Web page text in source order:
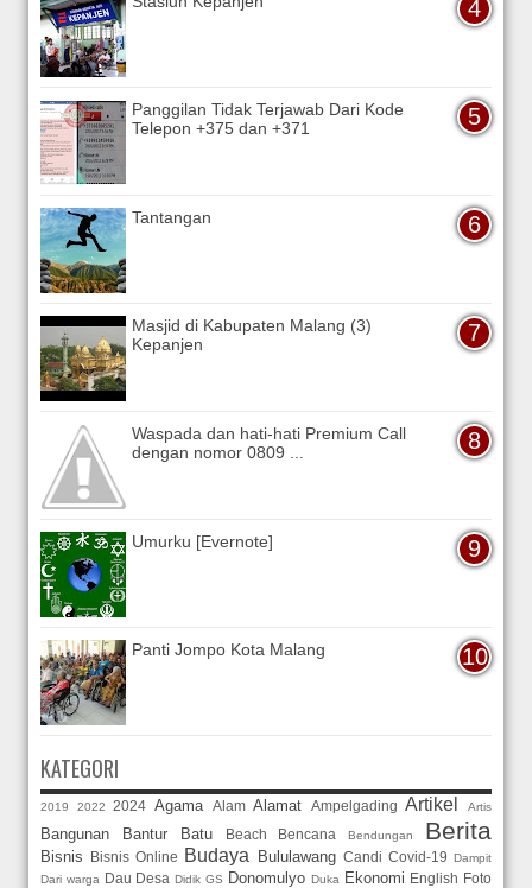
Panggilan Tidak Terjawab Dari Kode
Telepon +375 dan +371
Tantangan
Masjid di Kabupaten Malang (3)
Kepanjen
Waspada dan hati-hati Premium Call
dengan nomor 0809 ...
Umurku [Evernote]
Panti Jompo Kota Malang
KATEGORI
2019 2022 2024 Agama Alam Alamat Ampelgading Artikel Artis
Bangunan Bantur Batu Beach Bencana Bendungan Berita
Bisnis Bisnis Online Budaya Bululawang Candi Covid-19 Dampit
Dari warga Dau Desa Didik GS Donomulyo Duka Ekonomi English Foto